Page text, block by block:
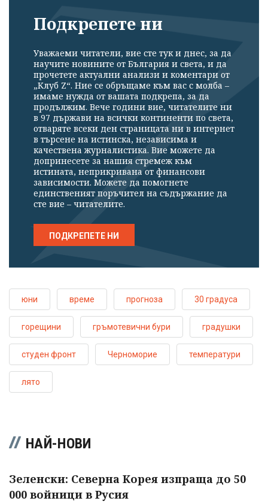
Подкрепете ни
Уважаеми читатели, вие сте тук и днес, за да
научите новините от България и света, и да
прочетете актуални анализи и коментари от
„Клуб Z“. Ние се обръщаме към вас с молба –
имаме нужда от вашата подкрепа, за да
продължим. Вече години вие, читателите ни
в 97 държави на всички континенти по света,
отваряте всеки ден страницата ни в интернет
в търсене на истинска, независима и
качествена журналистика. Вие можете да
допринесете за нашия стремеж към
истината, неприкривана от финансови
зависимости. Можете да помогнете
единственият поръчител на съдържание да
сте вие – читателите.
ПОДКРЕПЕТЕ НИ
юни време прогноза 30 градуса
горещини гръмотевични бури градушки
студен фронт Черноморие температури
лято
НАЙ-НОВИ
Зеленски: Северна Корея изпраща до 50
000 войници в Русия